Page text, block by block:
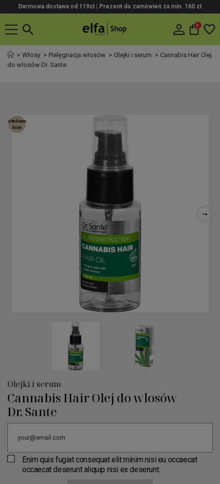
Darmowa dostawa od 119zł | Prezent do zamówień za min. 160 zł
0
Włosy Pielęgnacja włosów Olejki i serum
Cannabis Hair Olej
do włosów Dr. Sante
→
chwilowo
brak
Olejki i serum
Cannabis Hair Olej do włosów
Dr. Sante
Enim quis fugiat consequat elit minim nisi eu occaecat
occaecat deserunt aliquip nisi ex deserunt.